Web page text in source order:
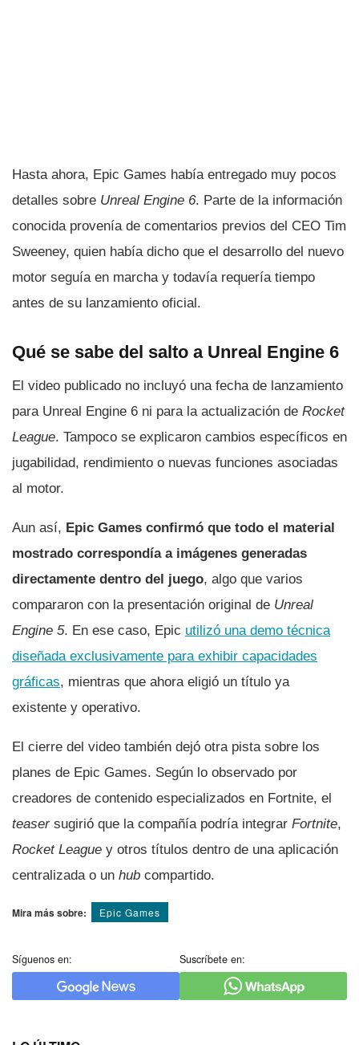
Hasta ahora, Epic Games había entregado muy pocos
detalles sobre Unreal Engine 6. Parte de la información
conocida provenía de comentarios previos del CEO Tim
Sweeney, quien había dicho que el desarrollo del nuevo
motor seguía en marcha y todavía requería tiempo
antes de su lanzamiento oficial.
Qué se sabe del salto a Unreal Engine 6
El video publicado no incluyó una fecha de lanzamiento
para Unreal Engine 6 ni para la actualización de Rocket
League. Tampoco se explicaron cambios específicos en
jugabilidad, rendimiento o nuevas funciones asociadas
al motor.
Aun así, Epic Games confirmó que todo el material
mostrado correspondía a imágenes generadas
directamente dentro del juego, algo que varios
compararon con la presentación original de Unreal
Engine 5. En ese caso, Epic utilizó una demo técnica
diseñada exclusivamente para exhibir capacidades
gráficas, mientras que ahora eligió un título ya
existente y operativo.
El cierre del video también dejó otra pista sobre los
planes de Epic Games. Según lo observado por
creadores de contenido especializados en Fortnite, el
teasersugirió que la compañía podría integrar Fortnite,
Rocket League y otros títulos dentro de una aplicación
centralizada o un hub compartido.
Mira más sobre: Epic Games
Síguenos en: Suscríbete en: